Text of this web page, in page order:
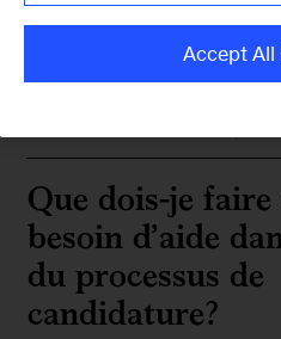
Comment
Que dois-je faire
besoin d’aide
du processus de
candidature?
Accept All